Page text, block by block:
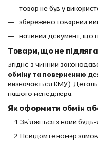
товар не був у
збережено товарний
наявний документ, що
Товари, що не
Згідно з чинним
обміну та поверненню
визначається КМУ).
нашого менеджера.
Як оформити обмін
Зв’яжіться з нами
Повідомте номер